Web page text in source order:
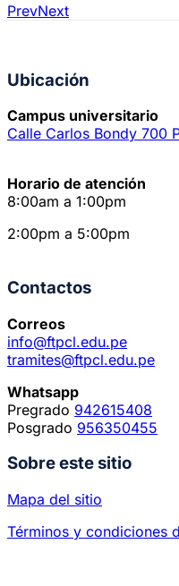
PrevNext
Ubicación
Campus universitario
Calle Carlos Bondy 700
Horario de atención
8:00am a 1:00pm
2:00pm a 5:00pm
Contactos
Correos
info@ftpcl.edu.pe
tramites@ftpcl.edu.pe
Whatsapp
Pregrado 942615408
Posgrado 956350455
Sobre este sitio
Mapa del sitio
Términos y condiciones